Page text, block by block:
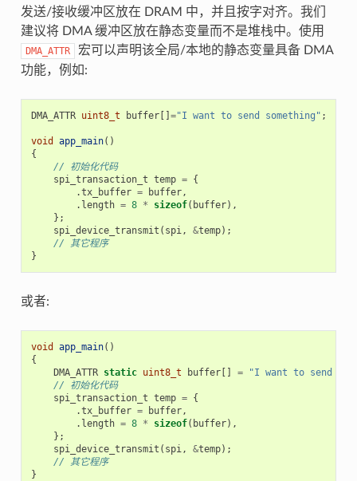
发送/接收缓冲区放在 DRAM 中，并且按字对齐。我们
建议将 DMA 缓冲区放在静态变量而不是堆栈中。使用
DMA_ATTR
宏可以声明该全局/本地的静态变量具备 DMA
功能，例如:
DMA_ATTR uint8_t buffer[] ="I want to send something" ;
void app_main()
{
// 初始化代码
spi_transaction_t temp = {
.tx_buffer = buffer,
. length = 8 * sizeof( buffer),
};
spi_device_transmit ( spi, &temp);
// 其它程序
}
或者:
void app_main()
{
DMA_ATTR static uint8_t buffer[] =
"I want to send
// 初始化代码
spi_transaction_t temp = {
.tx_buffer = buffer,
. length = 8 * sizeof( buffer),
};
spi_device_transmit ( spi, &temp);
// 其它程序
}